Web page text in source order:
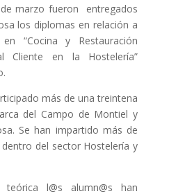
marzo fueron entregados
los diplomas en relación a
“Cocina y Restauración
Cliente en la Hostelería”
más de una treintena
del Campo de Montiel y
Se han impartido más de
del sector Hostelería y
l@s alumn@s han